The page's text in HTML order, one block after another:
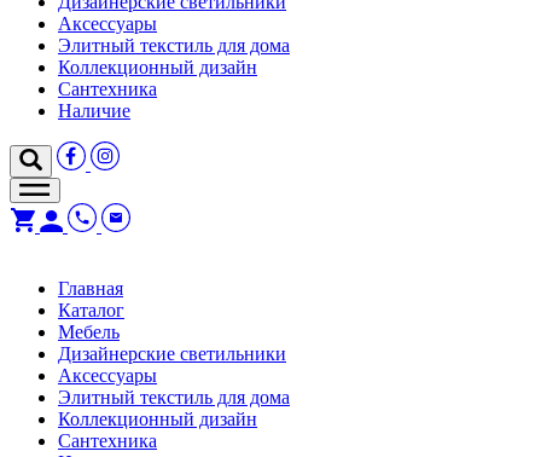
Аксессуары
Элитный текстиль для дома
Коллекционный дизайн
Сантехника
Наличие
Главная
Каталог
Мебель
Дизайнерские светильники
Аксессуары
Элитный текстиль для дома
Коллекционный дизайн
Сантехника